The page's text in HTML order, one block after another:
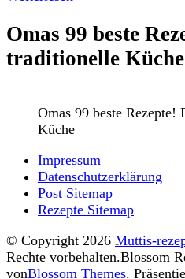
Omas 99 beste
traditionelle
Omas 99 beste
Küche
Impressum
Datenschutzerklärung
Post Sitemap
Rezepte Sitemap
© Copyright 2026 Muttis-
Rechte vorbehalten.Blossom
vonBlossom Themes.